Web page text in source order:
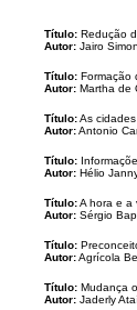
Título: Redução
Autor: Jairo
Título: Formação
Autor: Martha de
Título:As
Autor:Antonio
Título:
Autor: Hélio
Título:A hora e a
Autor: Sérgio
Título:
Autor:Agrícola
Título: Mudança
Autor: Jaderly